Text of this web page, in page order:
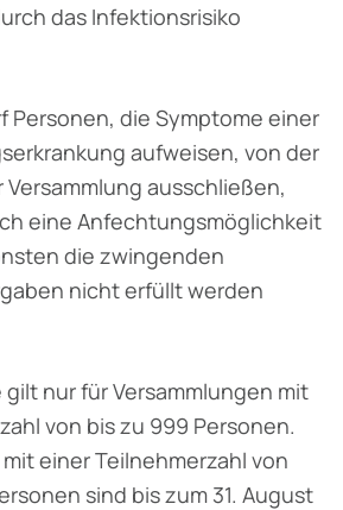
das Infektionsrisiko
Personen, die Symptome einer
aufweisen, von der
Versammlung ausschließen,
eine Anfechtungs­möglichkeit
die zwingenden
nicht erfüllt werden
nur für Versammlungen mit
von bis zu 999 Personen.
einer Teilnehmerzahl von
sind bis zum 31. August